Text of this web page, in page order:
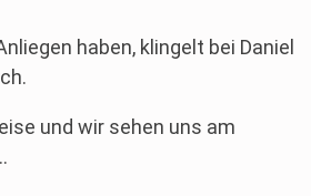
haben, klingelt bei Daniel
und wir sehen uns am